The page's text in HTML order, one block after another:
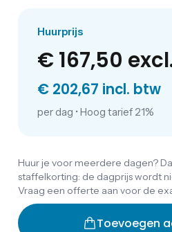
Huurprijs
€ 167,50
€ 202,67 incl. btw
per dag • Hoog tarief 21%
Huur je voor meerdere dagen?
staffelkorting: de dagprijs wordt
Vraag een offerte aan voor de
Toevoegen